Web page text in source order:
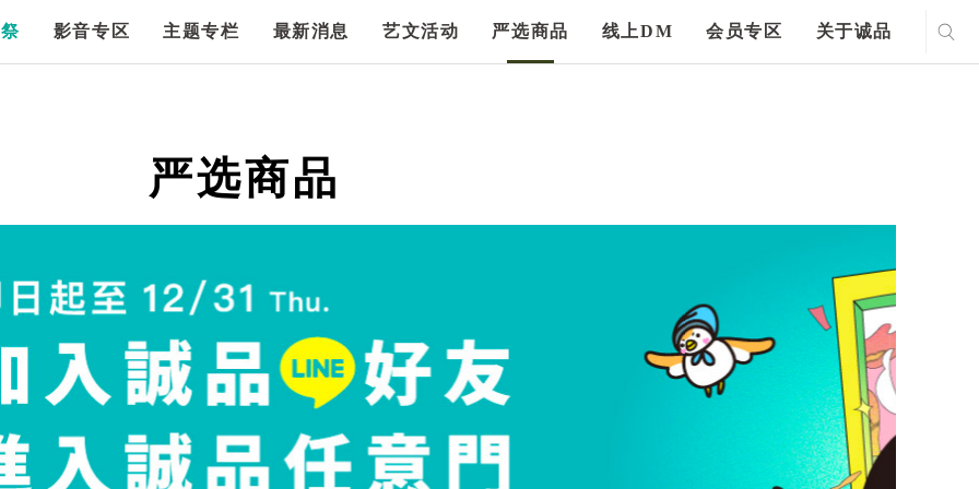
影音专区 主题专栏 最新消息 艺文活动 严选商品 线上DM 会员专区 关于诚品
严选商品